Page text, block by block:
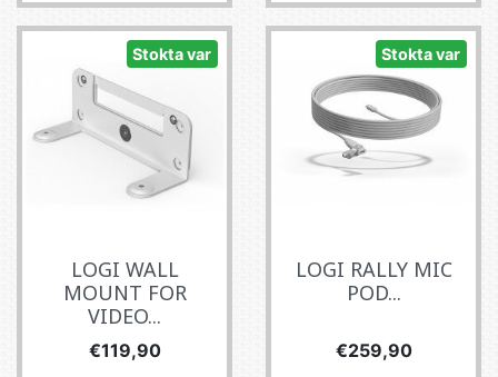
Stokta var
LOGI WALL
MOUNT FOR
VIDEO...
Fiyat
€119,90
Stokta var
LOGI RALLY MIC
POD...
Fiyat
€259,90